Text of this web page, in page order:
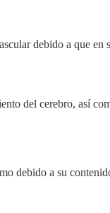
debido a que
del cerebro, así
debido a su